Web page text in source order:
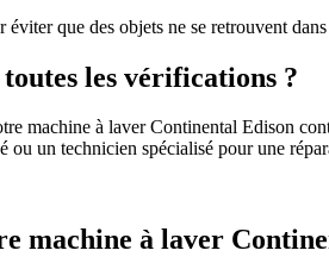
que des objets ne se retrouvent
les vérifications ?
machine à laver Continental Edison
ou un technicien spécialisé pour une
machine à laver